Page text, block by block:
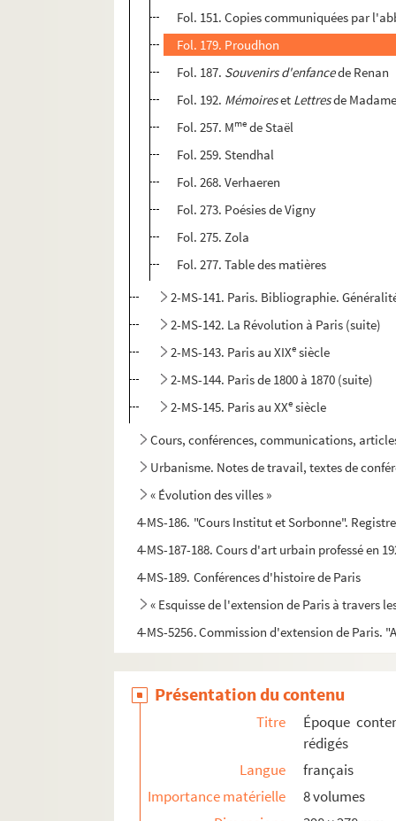
Fol. 151. Copies communiquées par
Fol. 179. Proudhon
Fol. 187. Souvenirs d'enfancede Renan
Fol. 192. Mémoireset Lettresde
Fol. 257. Mme de Staël
Fol. 259. Stendhal
Fol. 268. Verhaeren
Fol. 273. Poésies de Vigny
Fol. 275. Zola
Fol. 277. Table des matières
2-MS-141. Paris. Bibliographie.
2-MS-142. La Révolution à Paris (suite)
2-MS-143. Paris au XIXe siècle
2-MS-144. Paris de 1800 à 1870 (suite)
2-MS-145. Paris au XXe siècle
Cours, conférences, communications,
Urbanisme. Notes de travail, textes de
« Évolution des villes »
4-MS-186. "Cours Institut et Sorbonne".
4-MS-187-188. Cours d'art urbain professé en
4-MS-189. Conférences d'histoire de Paris
« Esquisse de l'extension de Paris à travers
4-MS-5256. Commission d'extension de Paris.
Dépouillement des
Acta sanctorum ordinis
Notes concernant la Franche-Comté,
Dépouillements d'ouvrages philosophiques
Papiers personnels
Présentation du contenu
Titre
Époque
rédigés
Langue
français
Importance matérielle
8 volumes